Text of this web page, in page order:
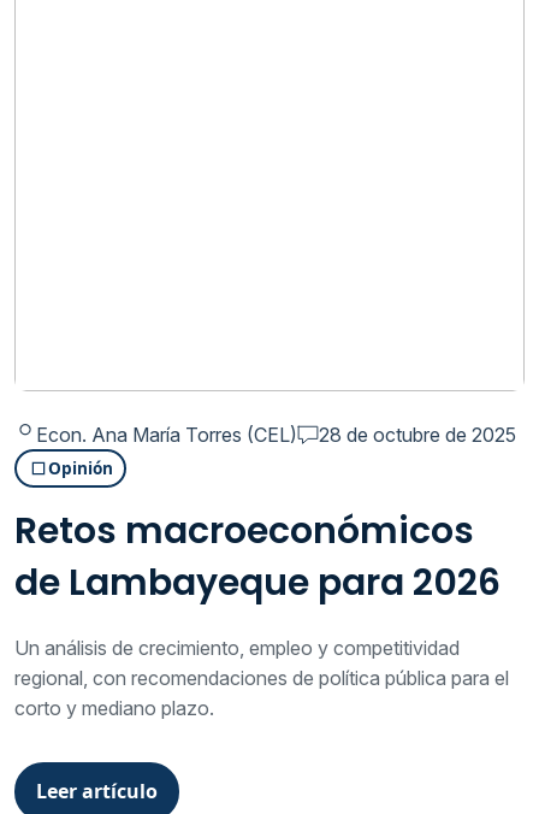
Econ. Ana María Torres (CEL) 28 de octubre de 2025
Opinión
Retos macroeconómicos
de Lambayeque para 2026
Un análisis de crecimiento, empleo y competitividad
regional, con recomendaciones de política pública para el
corto y mediano plazo.
Leer artículo